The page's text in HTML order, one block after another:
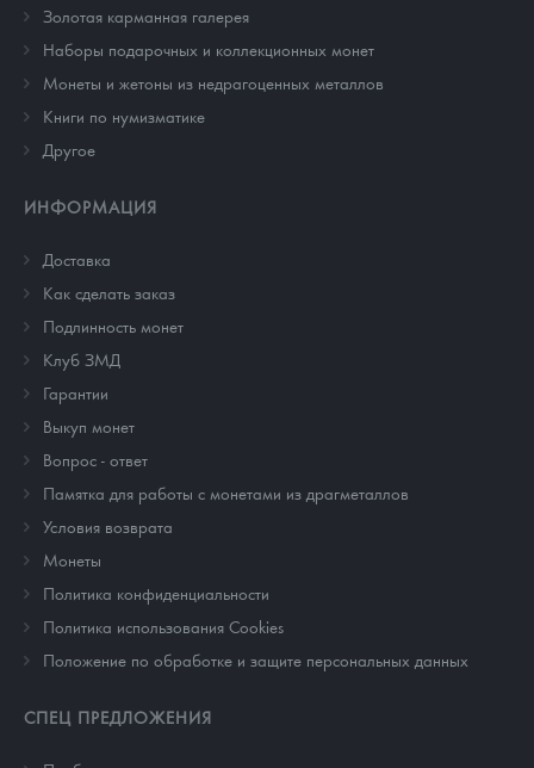
Золотая карманная галерея
Наборы подарочных и коллекционных монет
Монеты и жетоны из недрагоценных металлов
Книги по нумизматике
Другое
ИНФОРМАЦИЯ
Доставка
Как сделать заказ
Подлинность монет
Клуб ЗМД
Гарантии
Выкуп монет
Вопрос - ответ
Памятка для работы с монетами из драгметаллов
Условия возврата
Монеты
Политика конфиденциальности
Политика использования Cookies
Положение по обработке и защите персональных данных
СПЕЦ ПРЕДЛОЖЕНИЯ